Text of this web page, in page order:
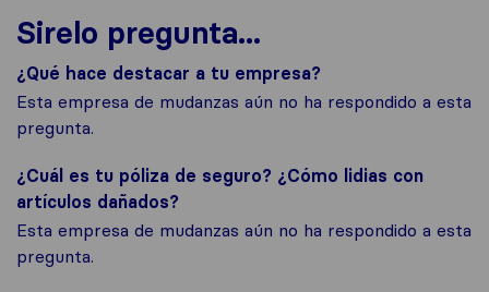
Sirelo pregunta...
¿Qué hace destacar a tu empresa?
Esta empresa de mudanzas aún no ha respondido a esta
pregunta.
¿Cuál es tu póliza de seguro? ¿Cómo lidias con
artículos dañados?
Esta empresa de mudanzas aún no ha respondido a esta
pregunta.